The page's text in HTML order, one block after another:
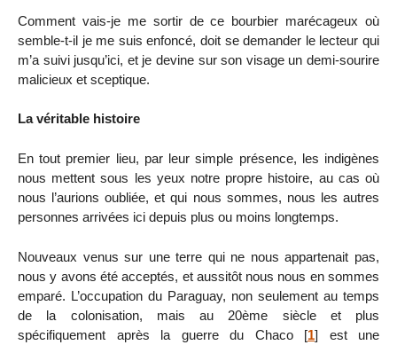
Comment vais-je me sortir de ce bourbier marécageux où
semble-t-il je me suis enfoncé, doit se demander le lecteur qui
m’a suivi jusqu’ici, et je devine sur son visage un demi-sourire
malicieux et sceptique.
La véritable histoire
En tout premier lieu, par leur simple présence, les indigènes
nous mettent sous les yeux notre propre histoire, au cas où
nous l’aurions oubliée, et qui nous sommes, nous les autres
personnes arrivées ici depuis plus ou moins longtemps.
Nouveaux venus sur une terre qui ne nous appartenait pas,
nous y avons été acceptés, et aussitôt nous nous en sommes
emparé. L’occupation du Paraguay, non seulement au temps
de la colonisation, mais au 20ème siècle et plus
spécifiquement après la guerre du Chaco[1] est une